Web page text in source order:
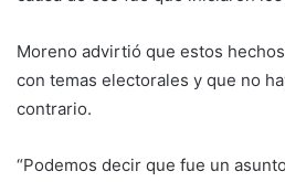
Moreno advirtió que estos
con temas electorales y que no
contrario.
“Podemos decir que fue un